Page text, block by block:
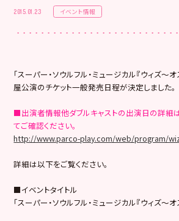
2015.01.23 イベント情報
「スーパー・ソウルフル・ミュージカル『ウィズ～
屋公演のチケット一般発売日程が決定しました。
■出演者情報他ダブルキャストの出演日の詳細
てご確認ください。
http://www.parco-play.com/web/program/
詳細は以下をご覧ください。
■イベントタイトル
「スーパー・ソウルフル・ミュージカル『ウィズ～